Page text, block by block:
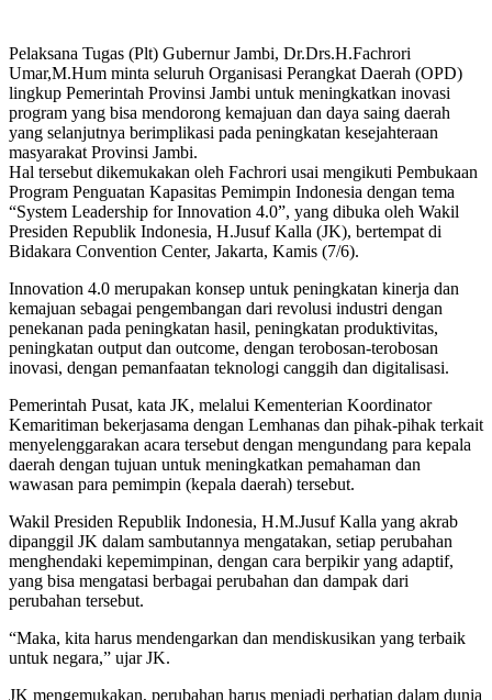
Pelaksana Tugas (Plt) Gubernur Jambi, Dr.Drs.H.Fachrori
Umar,M.Hum minta seluruh Organisasi Perangkat Daerah (OPD)
lingkup Pemerintah Provinsi Jambi untuk meningkatkan inovasi
program yang bisa mendorong kemajuan dan daya saing daerah
yang selanjutnya berimplikasi pada peningkatan kesejahteraan
masyarakat Provinsi Jambi.
Hal tersebut dikemukakan oleh Fachrori usai mengikuti Pembukaan
Program Penguatan Kapasitas Pemimpin Indonesia dengan tema
“System Leadership for Innovation 4.0”, yang dibuka oleh Wakil
Presiden Republik Indonesia, H.Jusuf Kalla (JK), bertempat di
Bidakara Convention Center, Jakarta, Kamis (7/6).
Innovation 4.0 merupakan konsep untuk peningkatan kinerja dan
kemajuan sebagai pengembangan dari revolusi industri dengan
penekanan pada peningkatan hasil, peningkatan produktivitas,
peningkatan output dan outcome, dengan terobosan-terobosan
inovasi, dengan pemanfaatan teknologi canggih dan digitalisasi.
Pemerintah Pusat, kata JK, melalui Kementerian Koordinator
Kemaritiman bekerjasama dengan Lemhanas dan pihak-pihak terkait
menyelenggarakan acara tersebut dengan mengundang para kepala
daerah dengan tujuan untuk meningkatkan pemahaman dan
wawasan para pemimpin (kepala daerah) tersebut.
Wakil Presiden Republik Indonesia, H.M.Jusuf Kalla yang akrab
dipanggil JK dalam sambutannya mengatakan, setiap perubahan
menghendaki kepemimpinan, dengan cara berpikir yang adaptif,
yang bisa mengatasi berbagai perubahan dan dampak dari
perubahan tersebut.
“Maka, kita harus mendengarkan dan mendiskusikan yang terbaik
untuk negara,” ujar JK.
JK mengemukakan, perubahan harus menjadi perhatian dalam dunia